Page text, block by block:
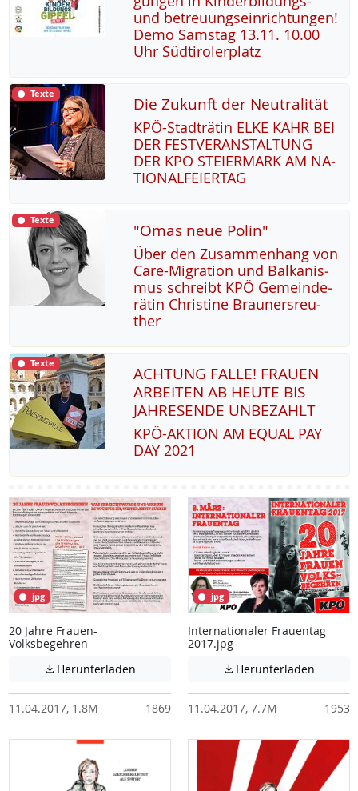
und be­t­reu­ung­s­ein­rich­tun­gen!
De­mo Sams­tag 13.11. 10.00
Uhr Süd­t­i­ro­ler­platz
Texte Die Zukunft der Neutralität
KPÖ-Stadträ­tin EL­KE KAHR BEI
DER FEST­VER­AN­STAL­TUNG
DER KPÖ STEI­ER­MARK AM NA­
TIO­NAL­FEI­ER­TAG
Texte "Omas neue Polin"
Über den Zu­sam­men­hang von
Ca­re-Mi­g­ra­ti­on und Bal­ka­nis­
mus sch­reibt KPÖ Ge­mein­de­
rä­tin Chris­ti­ne Brau­n­ers­reu­
ther
Texte
ACHTUNG FALLE! FRAUEN
ARBEITEN AB HEUTE BIS
JAHRESENDE UNBEZAHLT
KPÖ-AK­TI­ON AM EQUAL PAY
DAY 2021
jpg
20 Jahre Frauen-
Volksbegehren
 Herunterladen Achtung: Diese Datei enthält unter
11.04.2017, 1.8M 1869
jpg
Internationaler Frauentag
2017.jpg
 Herunterladen
11.04.2017, 7.7M 1953